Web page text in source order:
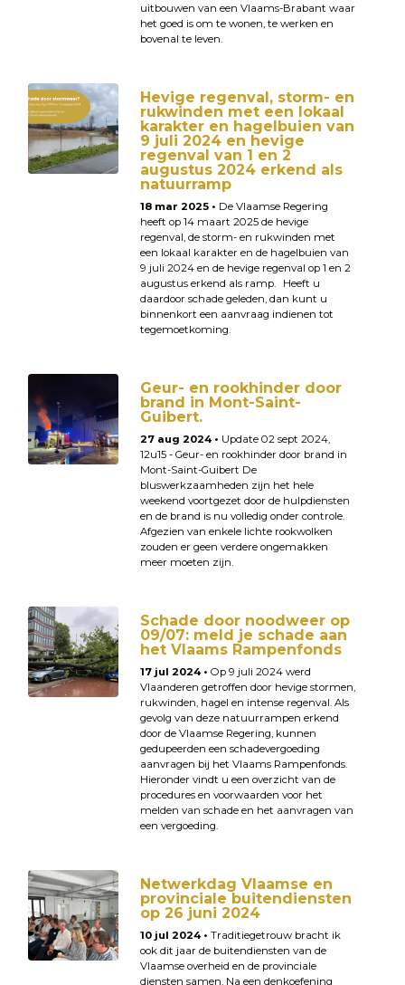
uitbouwen van een Vlaams-Brabant waar
het goed is om te wonen, te werken en
bovenal te leven.
Hevige regenval, storm- en
rukwinden met een lokaal
karakter en hagelbuien van
9 juli 2024 en hevige
regenval van 1 en 2
augustus 2024 erkend als
natuurramp
18 mar 2025 • De Vlaamse Regering
heeft op 14 maart 2025 de hevige
regenval, de storm- en rukwinden met
een lokaal karakter en de hagelbuien van
9 juli 2024 en de hevige regenval op 1 en 2
augustus erkend als ramp. Heeft u
daardoor schade geleden, dan kunt u
binnenkort een aanvraag indienen tot
tegemoetkoming.
Geur- en rookhinder door
brand in Mont-Saint-
Guibert.
27 aug 2024 • Update 02 sept 2024,
12u15 - Geur- en rookhinder door brand in
Mont-Saint-Guibert De
bluswerkzaamheden zijn het hele
weekend voortgezet door de hulpdiensten
en de brand is nu volledig onder controle.
Afgezien van enkele lichte rookwolken
zouden er geen verdere ongemakken
meer moeten zijn.
Schade door noodweer op
09/07: meld je schade aan
het Vlaams Rampenfonds
17 jul 2024 • Op 9 juli 2024 werd
Vlaanderen getroffen door hevige stormen,
rukwinden, hagel en intense regenval. Als
gevolg van deze natuurrampen erkend
door de Vlaamse Regering, kunnen
gedupeerden een schadevergoeding
aanvragen bij het Vlaams Rampenfonds.
Hieronder vindt u een overzicht van de
procedures en voorwaarden voor het
melden van schade en het aanvragen van
een vergoeding.
Netwerkdag Vlaamse en
provinciale buitendiensten
op 26 juni 2024
10 jul 2024 • Traditiegetrouw bracht ik
ook dit jaar de buitendiensten van de
Vlaamse overheid en de provinciale
diensten samen. Na een denkoefening